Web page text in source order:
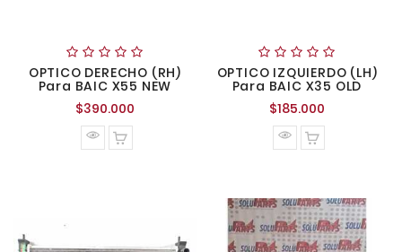
OPTICO DERECHO (RH)
Para BAIC X55 NEW
$390.000
OPTICO IZQUIERDO (LH)
Para BAIC X35 OLD
$185.000
normal